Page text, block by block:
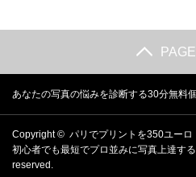
あなたの写真の悩みを診断する30分無料
Copyright © パリでプリントを350ユー
初心者でも最短でプロ並みに写真上達す
reserved.